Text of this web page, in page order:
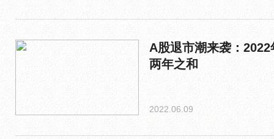
A股退市潮来袭：
两年之和
2022.06.09